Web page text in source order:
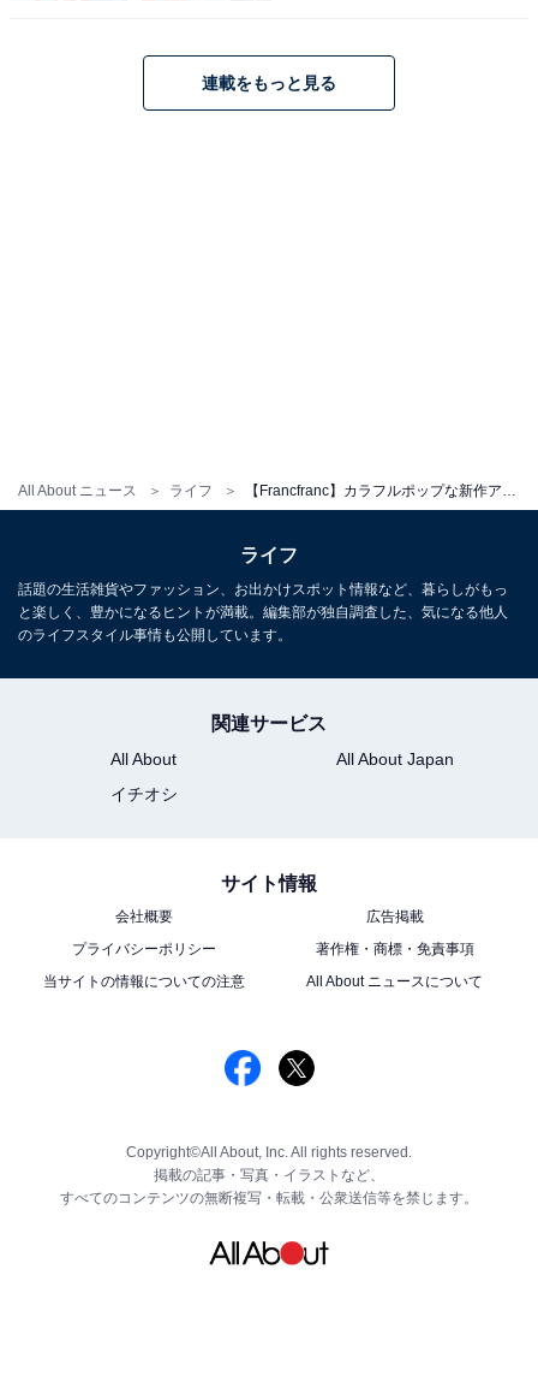
All About ニュース ライフ
連載をもっと見る
ライフ
話題の生活雑貨やファッション、お出かけスポット情報など、暮らしがもっ
と楽しく、豊かになるヒントが満載。編集部が独自調査した、気になる他人
のライフスタイル事情も公開しています。
関連サービス
All About
All About Japan
イチオシ
サイト情報
会社概要
広告掲載
プライバシーポリシー
著作権・商標・免責事項
当サイトの情報についての注意
All About ニュースについて
Copyright©All About, Inc. All rights reserved.
掲載の記事・写真・イラストなど、
すべてのコンテンツの無断複写・転載・公衆送信等を禁じます。